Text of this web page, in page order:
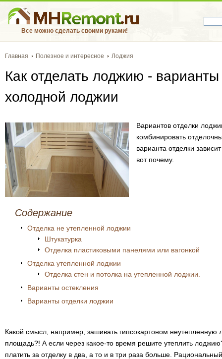
Все можно сделать своими руками!
Главная Полезное и интересное Лоджия
Как отделать лоджию -
холодной лоджии
Вариантов отделки
комбинировать
варианта отделки
вот почему.
Содержание
Отделка не утепленной лоджии
Штукатурка
Отделка пластиковыми панелями или вагонкой
Отделка утепленной лоджии
Отделка стен и потолка на утепленной лоджии.
Варианты остекления
Варианты отделки лоджии
Какой смысл, например, зашивать гипсокартоном
площадь?! А если через какое-то время решите утеплить
платить за отделку в два, а то и в три раза больше.